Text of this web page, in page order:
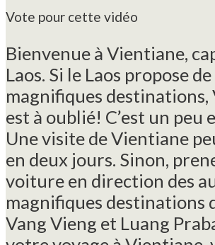
Vote pour cette vidéo
Bienvenue à Vientiane,
Laos. Si le Laos propose de
magnifiques
est à oublié! C’est un peu
Une visite de Vientiane
en deux jours. Sinon,
voiture en direction des
magnifiques destinations
Vang Vieng et Luang